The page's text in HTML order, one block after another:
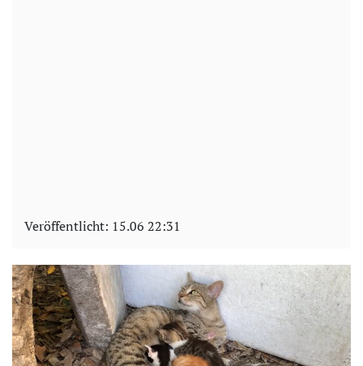
Veröffentlicht: 15.06 22:31